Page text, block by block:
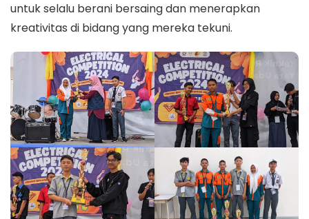
untuk selalu berani bersaing dan menerapkan
kreativitas di bidang yang mereka tekuni.